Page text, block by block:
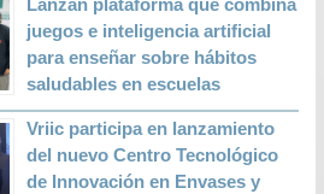
juegos e inteligencia artificial
para enseñar sobre hábitos
saludables en escuelas
Vriic participa en lanzamiento
del nuevo Centro Tecnológico
de Innovación en Envases y